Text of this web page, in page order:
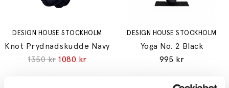
DESIGN HOUSE STOCKHOLM
Knot Prydnadskudde Navy
1350 kr 1080 kr
DESIGN HOUSE STOCKHOLM
Yoga No. 2 Black
995 kr